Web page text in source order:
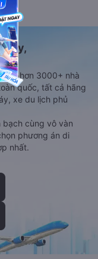
bay,
với hơn 3000+ nhà
quốc, tất cả hãng
xe du lịch phủ
bạch cùng vô vàn
phương án di
nhất.